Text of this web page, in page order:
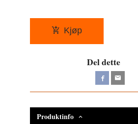
Kjøp
Del dette
Produktinfo